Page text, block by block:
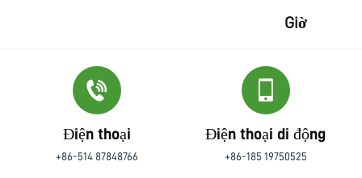
Giờ
Điện thoại
+86-514 87848766
Điện thoại di động
+86-185 19750525